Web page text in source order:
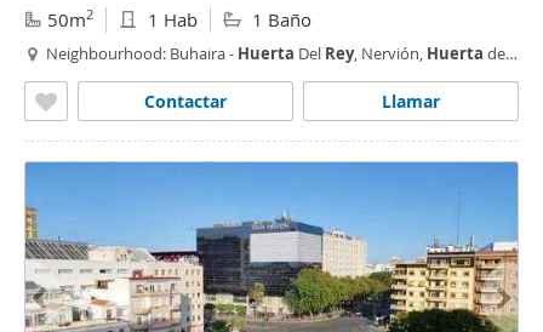
50m2 1 Hab 1 Baño
Neighbourhood: Buhaira - Huerta Del Rey, Nervión, Huerta del
Llamar
Contactar